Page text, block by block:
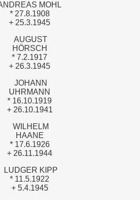
MOHL
* 27.8.1908
+ 25.3.1945
AUGUST
HÖRSCH
* 7.2.1917
+ 26.3.1945
JOHANN
UHRMANN
* 16.10.1919
+ 26.10.1941
WILHELM
HAANE
* 17.6.1926
+ 26.11.1944
LUDGER KIPP
* 11.5.1922
+ 5.4.1945